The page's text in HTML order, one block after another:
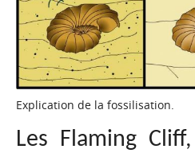
Explication de la fossilisation.
Les Flaming